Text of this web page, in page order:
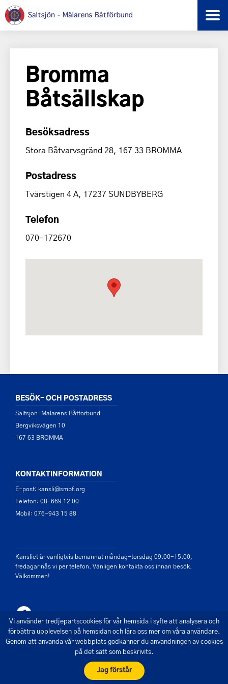
Bromma
Båtsällskap
Besöksadress
Stora Båtvarvsgränd 28, 167 33 BROMMA
Postadress
Tvärstigen 4 A, 17237 SUNDBYBERG
Telefon
070-172670
BESÖK- OCH POSTADRESS
Saltsjön-Mälarens Båtförbund
Bergviksvägen 10
167 63 BROMMA
KONTAKTINFORMATION
E-post: kansli@smbf.org
Telefon: 08-669 12 00
Mobil: 076-943 15 88
Kansliet är vanligtvis bemannat måndag-torsdag 09.00-15.00,
fredagar nås vi per telefon. Vänligen kontakta oss innan besök.
Välkommen!
© 2026 - Saltsjön Mälarens Båtförbund
Skapad av Pigment webbyrå
Vi använder tredjepartscookies för vår hemsida i syfte att analysera och
förbättra upplevelsen på hemsidan och lära oss mer om våra användare.
Genom att använda vår webbplats godkänner du användningen av cookies
på det sätt som beskrivits.
Jag förstår